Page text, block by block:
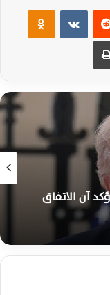
‏VKontakte
طباعة
أن الاتفاق